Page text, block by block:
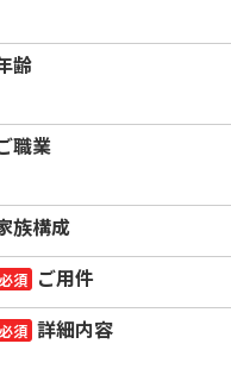
齢
職業
族構成
必須 ご用件
必須 詳細内容